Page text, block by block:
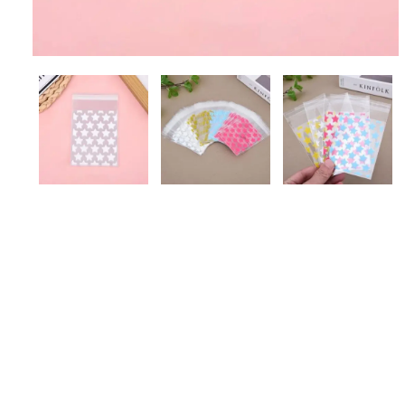
Mesin Sealer
Elektronik Tukang
Pita Tarik
Pita Kawat Twist Tie
Pita Satin
Bola Gacha
Sendok Takar